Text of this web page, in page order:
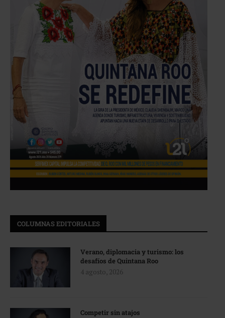
COLUMNAS EDITORIALES
Verano, diplomacia y turismo: los
desafíos de Quintana Roo
4 agosto, 2026
Competir sin atajos